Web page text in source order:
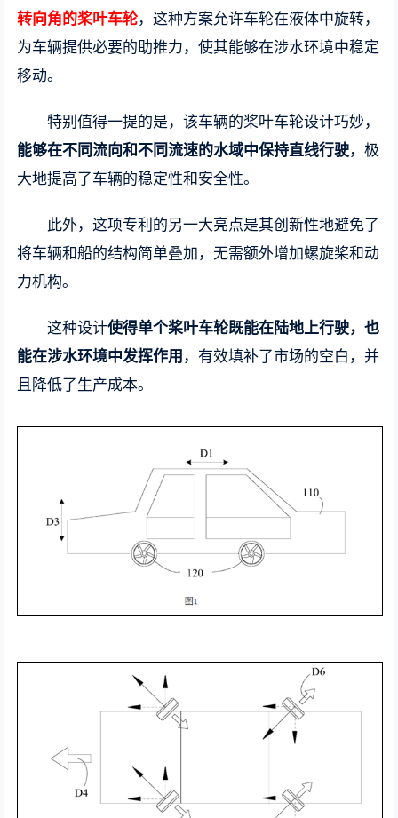
转向角的桨叶车轮，这种方案允许车轮在液体中旋转，
为车辆提供必要的助推力，使其能够在涉水环境中稳定
移动。
特别值得一提的是，该车辆的桨叶车轮设计巧妙，
能够在不同流向和不同流速的水域中保持直线行驶，极
大地提高了车辆的稳定性和安全性。
此外，这项专利的另一大亮点是其创新性地避免了
将车辆和船的结构简单叠加，无需额外增加螺旋桨和动
力机构。
这种设计使得单个桨叶车轮既能在陆地上行驶，也
能在涉水环境中发挥作用 ，有效填补了市场的空白，并
且降低了生产成本。